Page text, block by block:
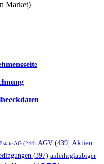
Market)
AG (244) AGV (439) Aktien
(397) anleihegläubiger